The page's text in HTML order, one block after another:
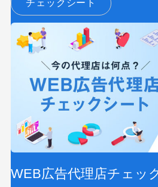
チェックシート
WEB広告代理店チェッ